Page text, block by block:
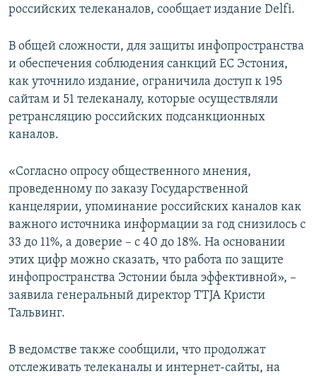
российских телеканалов, сообщает издание Delfi.
В общей сложности, для защиты инфопространства
и обеспечения соблюдения санкций ЕС Эстония,
как уточнило издание, ограничила доступ к 195
сайтам и 51 телеканалу, которые осуществляли
ретрансляцию российских подсанкционных
каналов.
«Согласно опросу общественного мнения,
проведенному по заказу Государственной
канцелярии, упоминание российских каналов как
важного источника информации за год снизилось с
33 до 11%, а доверие – с 40 до 18%. На основании
этих цифр можно сказать, что работа по защите
инфопространства Эстонии была эффективной», –
заявила генеральный директор TTJA Кристи
Тальвинг.
В ведомстве также сообщили, что продолжат
отслеживать телеканалы и интернет-сайты, на